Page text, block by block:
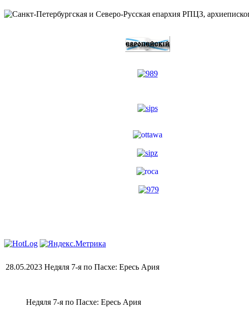
28.05.2023 Недяля 7-я по Пасхе: Ересь Ария
Недяля 7-я по Пасхе: Ересь Ария